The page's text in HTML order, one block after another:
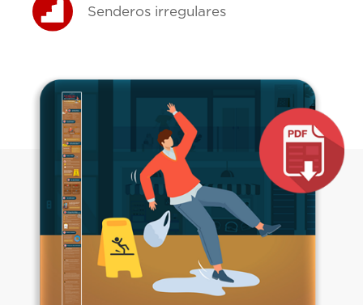
Senderos irregulares